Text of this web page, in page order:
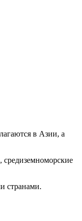
в Азии, а
средиземноморские
странами.